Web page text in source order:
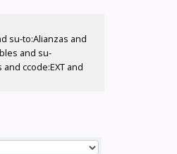
su-to:Alianzas and
and su-
ccode:EXT and